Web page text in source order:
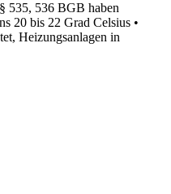
535, 536 BGB haben
20 bis 22 Grad Celsius •
Heizungsanlagen in